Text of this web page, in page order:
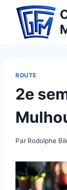
Aller
contenu
ROUTE
2e
Par Rodolphe